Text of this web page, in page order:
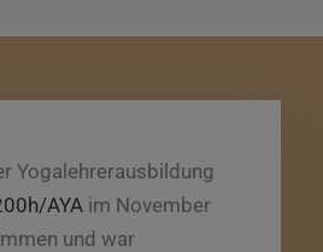
Yogalehrerausbildung
AYA im November
und war